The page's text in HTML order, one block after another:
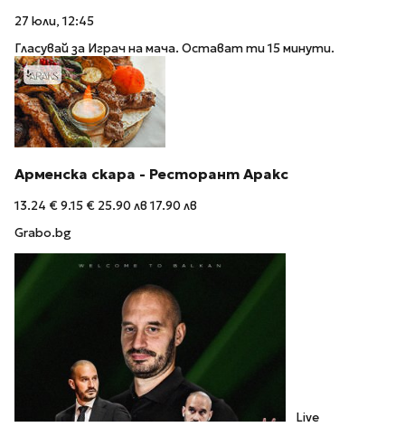
27 юли, 12:45
Гласувай за Играч на мача. Остават ти 15 минути.
Арменска скара - Ресторант Аракс
13.24 €9.15 € 25.90 лв 17.90 лв
Grabo.bg
Live